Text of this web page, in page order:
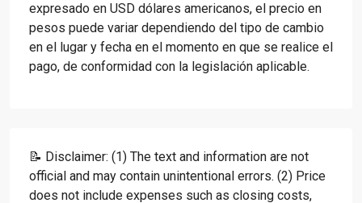
expresado en USD dólares americanos, el precio en
pesos puede variar dependiendo del tipo de cambio
en el lugar y fecha en el momento en que se realice el
pago, de conformidad con la legislación aplicable.
📝 Disclaimer: (1) The text and information are not
official and may contain unintentional errors. (2) Price
does not include expenses such as closing costs,